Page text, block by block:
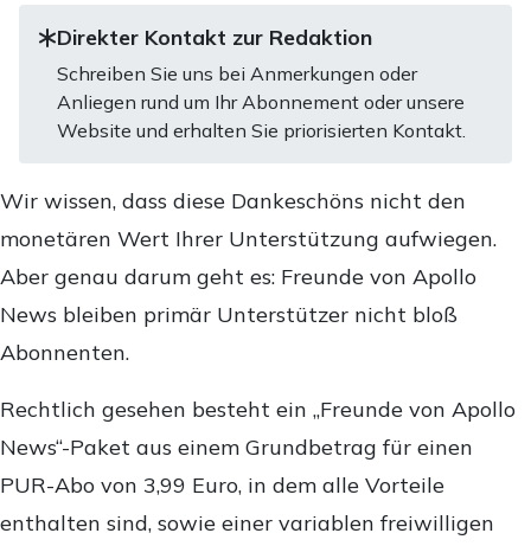
Direkter Kontakt zur Redaktion
Schreiben Sie uns bei Anmerkungen oder
Anliegen rund um Ihr Abonnement oder unsere
Website und erhalten Sie priorisierten Kontakt.
Wir wissen, dass diese Dankeschöns nicht den
monetären Wert Ihrer Unterstützung aufwiegen.
Aber genau darum geht es: Freunde von Apollo
News bleiben primär Unterstützer nicht bloß
Abonnenten.
Rechtlich gesehen besteht ein „Freunde von Apollo
News“-Paket aus einem Grundbetrag für einen
PUR-Abo von 3,99 Euro, in dem alle Vorteile
enthalten sind, sowie einer variablen freiwilligen